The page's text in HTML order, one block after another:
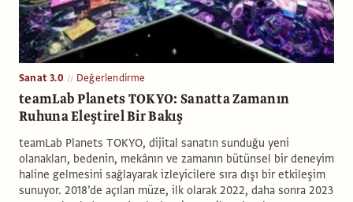
Sanat 3.0 Değerlendirme
teamLab Planets TOKYO: Sanatta Zamanın
Ruhuna Eleştirel Bir Bakış
teamLab Planets TOKYO, dijital sanatın sunduğu yeni
olanakları, bedenin, mekânın ve zamanın bütünsel bir deneyim
haline gelmesini sağlayarak izleyicilere sıra dışı bir etkileşim
sunuyor. 2018’de açılan müze, ilk olarak 2022, daha sonra 2023